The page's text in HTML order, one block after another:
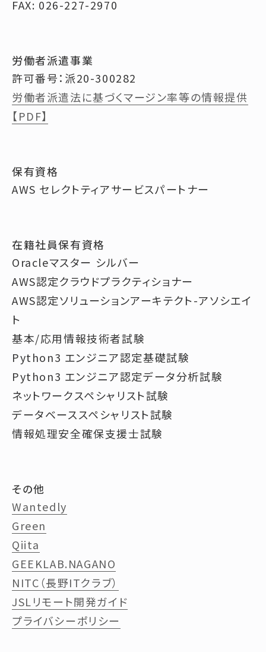
FAX: 026-227-2970
労働者派遣事業
許可番号：派20-300282
労働者派遣法に基づくマージン率等の情報提供
【PDF】
保有資格
AWS セレクトティアサービスパートナー
在籍社員保有資格
Oracleマスター シルバー
AWS認定クラウドプラクティショナー
AWS認定ソリューションアーキテクト-アソシエイ
ト
基本/応用情報技術者試験
Python3 エンジニア認定基礎試験
Python3 エンジニア認定データ分析試験
ネットワークスペシャリスト試験
データベーススペシャリスト試験
情報処理安全確保支援士試験
その他
Wantedly
Green
Qiita
GEEKLAB.NAGANO
NITC（長野ITクラブ）
JSLリモート開発ガイド
プライバシーポリシー